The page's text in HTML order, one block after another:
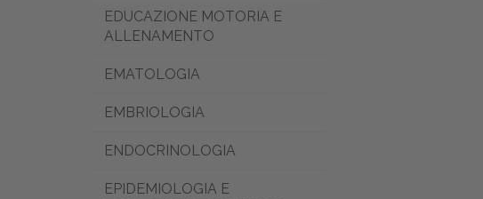
EDUCAZIONE MOTORIA E
ALLENAMENTO
EMATOLOGIA
EMBRIOLOGIA
ENDOCRINOLOGIA
EPIDEMIOLOGIA E